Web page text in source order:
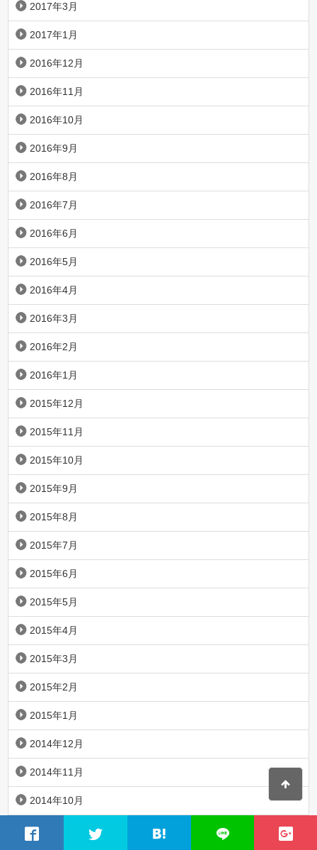
2017年3月
2017年1月
2016年12月
2016年11月
2016年10月
2016年9月
2016年8月
2016年7月
2016年6月
2016年5月
2016年4月
2016年3月
2016年2月
2016年1月
2015年12月
2015年11月
2015年10月
2015年9月
2015年8月
2015年7月
2015年6月
2015年5月
2015年4月
2015年3月
2015年2月
2015年1月
2014年12月
2014年11月
2014年10月
2014年9月